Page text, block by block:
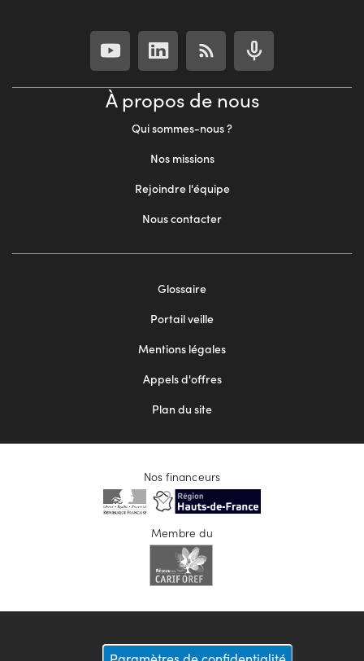
À propos de nous
Qui sommes-nous ?
Nos missions
Rejoindre l'équipe
Nous contacter
Glossaire
Portail veille
Mentions légales
Appels d'offres
Plan du site
Nos financeurs
Membre du